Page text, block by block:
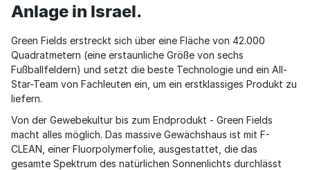
Anlage in Israel.
Green Fields erstreckt sich über eine Fläche von 42.000
Quadratmetern (eine erstaunliche Größe von sechs
Fußballfeldern) und setzt die beste Technologie und ein All-
Star-Team von Fachleuten ein, um ein erstklassiges Produkt zu
liefern.
Von der Gewebekultur bis zum Endprodukt - Green Fields
macht alles möglich. Das massive Gewächshaus ist mit F-
CLEAN, einer Fluorpolymerfolie, ausgestattet, die das
gesamte Spektrum des natürlichen Sonnenlichts durchlässt